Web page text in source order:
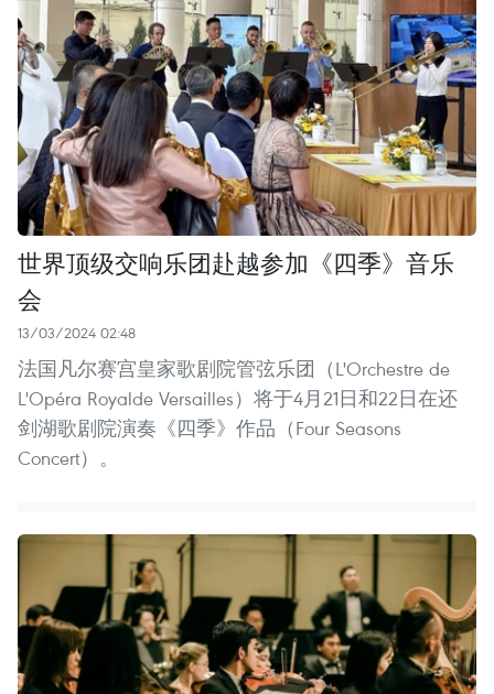
世界顶级交响乐团赴越参加《四季》音乐
会
13/03/2024 02:48
法国凡尔赛宫皇家歌剧院管弦乐团（L'Orchestre de
L'Opéra Royalde Versailles）将于4月21日和22日在还
剑湖歌剧院演奏《四季》作品（Four Seasons
Concert）。